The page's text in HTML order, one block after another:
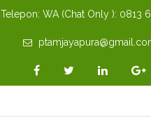
Telepon: WA (Chat Only ): 0813